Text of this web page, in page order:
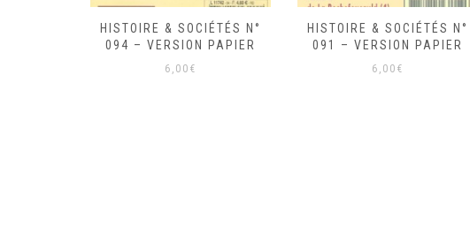
HISTOIRE & SOCIÉTÉS N°
091 – VERSION PAPIER
6,00 €
HISTOIRE & SOCIÉTÉS N°
090 – VERSION PAPIER
6,00 €